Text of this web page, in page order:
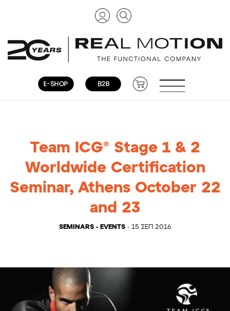
Team ICG® Stage 1 & 2
Worldwide Certification
Seminar, Athens October 22
and 23
SEMINARS - EVENTS - 15 ΣΕΠ 2016